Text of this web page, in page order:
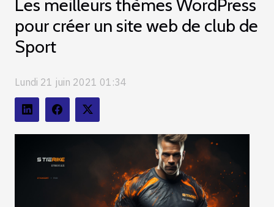
Les meilleurs thèmes WordPress
pour créer un site web de club de
Sport
Lundi 21 juin 2021 01:34